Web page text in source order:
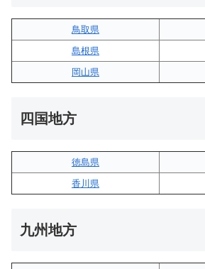
鳥取県
島根県
岡山県
四国地方
徳島県
香川県
九州地方